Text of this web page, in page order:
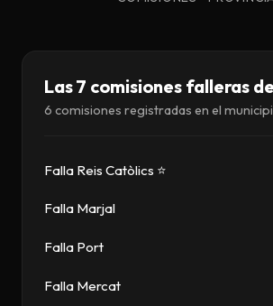
Las 7 comisiones falleras
6 comisiones registradas en el
Falla Reis Catòlics ⭐
Falla Marjal
Falla Port
Falla Mercat